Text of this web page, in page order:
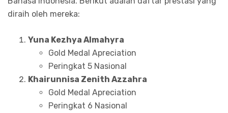
diraih oleh mereka:
Yuna Kezhya Almahyra
Gold Medal Apreciation
Peringkat 5 Nasional
Khairunnisa Zenith Azzahra
Gold Medal Apreciation
Peringkat 6 Nasional